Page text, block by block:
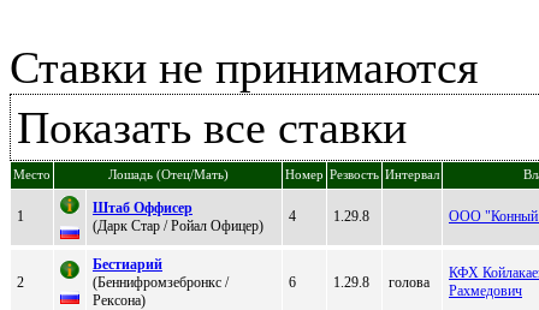
Ставки не принимаются
Показать все ставки
Место Лошадь (Отец/Мать) Номер Резвость Интервал
1
Штaб Оффисер
(Дарк Cтар / Poйал Офицер)
4 1.29.8 ООО "Конный
2
Бeстиaрий
(Бeннифpомзeбpонкc /
Peксoнa)
6 1.29.8 голова
КФХ
Рахмедович